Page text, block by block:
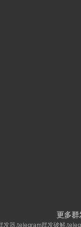
更多群
器,telegram群发破解